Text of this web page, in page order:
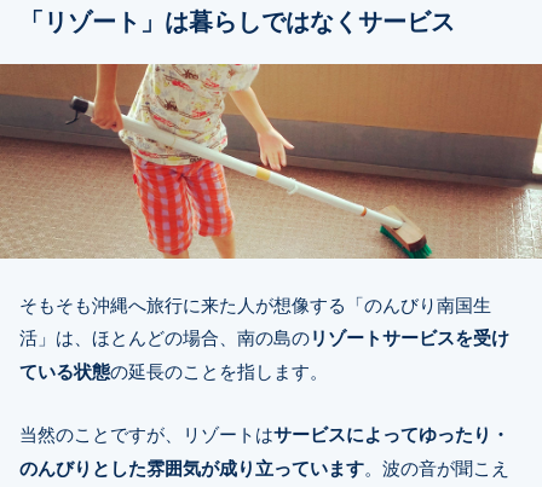
「リゾート」は暮らしではなくサービス
そもそも沖縄へ旅行に来た人が想像する「のんびり南国生
活」は、ほとんどの場合、南の島のリゾートサービスを受け
ている状態の延長のことを指します。
当然のことですが、リゾートはサービスによってゆったり・
のんびりとした雰囲気が成り立っています。波の音が聞こえ